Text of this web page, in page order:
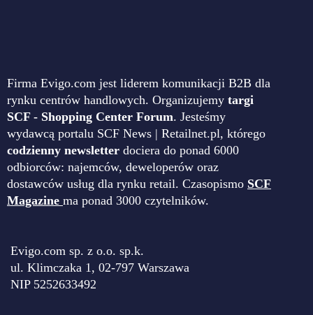
Firma Evigo.com jest liderem komunikacji B2B dla
rynku centrów handlowych. Organizujemy targi
SCF - Shopping Center Forum. Jesteśmy
wydawcą portalu SCF News | Retailnet.pl, którego
codzienny newsletter dociera do ponad 6000
odbiorców: najemców, deweloperów oraz
dostawców usług dla rynku retail. Czasopismo SCF
Magazine ma ponad 3000 czytelników.
Evigo.com sp. z o.o. sp.k.
ul. Klimczaka 1, 02-797 Warszawa
NIP 5252633492